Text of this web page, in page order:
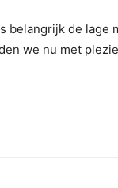
belangrijk de lage
we nu met